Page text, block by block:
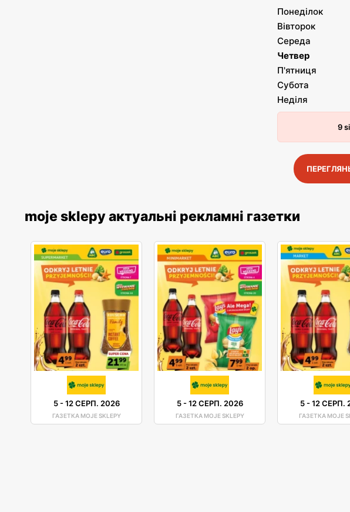
Понеділок
Вівторок
Середа
Четвер
П'ятниця
Субота
Неділя
9
moje sklepy актуальні рекламні газетки
5-12 СЕРП. 2026
ГАЗЕТКА MOJE SKLEPY
5-12 СЕРП. 2026
ГАЗЕТКА MOJE SKLEPY
5-12 СЕРП.
ГАЗЕТКА MOJE